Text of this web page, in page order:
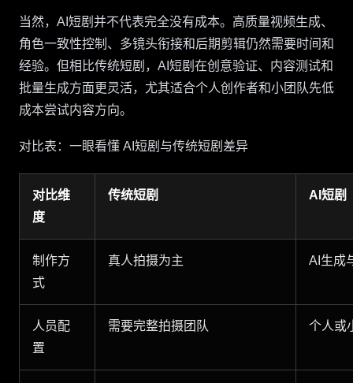
当然，AI短剧并不代表完全没有成本。高质量视频生成、
角色一致性控制、多镜头衔接和后期剪辑仍然需要时间和
经验。但相比传统短剧，AI短剧在创意验证、内容测试和
批量生成方面更灵活，尤其适合个人创作者和小团队先低
成本尝试内容方向。
对比表：一眼看懂 AI短剧与传统短剧差异
对比维
度
传统短剧 AI短剧
制作方
式
真人拍摄为主 AI生成
人员配
置
需要完整拍摄团队 个人或